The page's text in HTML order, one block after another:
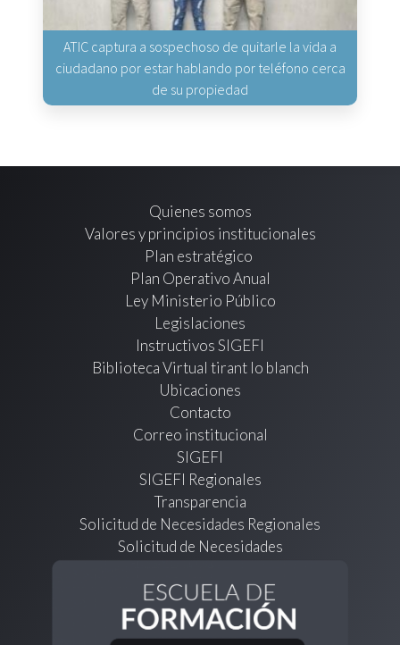
ATIC captura a sospechoso de quitarle la vida a
ciudadano por estar hablando por teléfono cerca
de su propiedad
Quienes somos
Valores y principios institucionales
Plan estratégico
Plan Operativo Anual
Ley Ministerio Público
Legislaciones
Instructivos SIGEFI
Biblioteca Virtual tirant lo blanch
Ubicaciones
Contacto
Correo institucional
SIGEFI
SIGEFI Regionales
Transparencia
Solicitud de Necesidades Regionales
Solicitud de Necesidades